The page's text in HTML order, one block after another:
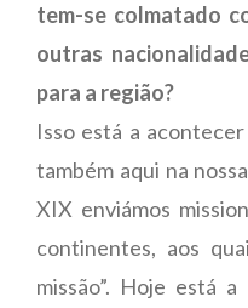
tem-se colmatado
outras
para a região?
Isso está a
também aqui na
XIX enviámos
continentes, aos
missão”. Hoje está